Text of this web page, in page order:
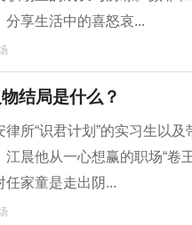
享生活中的喜怒哀...
结局是什么？
律所“识君计划”的实习生以
晨他从一心想赢的职场“卷
任家童是走出阴...